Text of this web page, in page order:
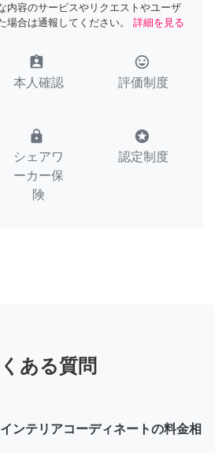
内容のサービスやリクエストやユーザ
場合は通報してください。
詳細を見る
assignment_ind
本人確認
tag_faces
評価制度
lock
シェアワ
ーカー保
険
stars
認定制度
ある質問
ンテリアコーディネートの料金相